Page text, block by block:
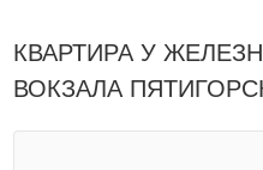
КВАРТИРА У
ВОКЗАЛА